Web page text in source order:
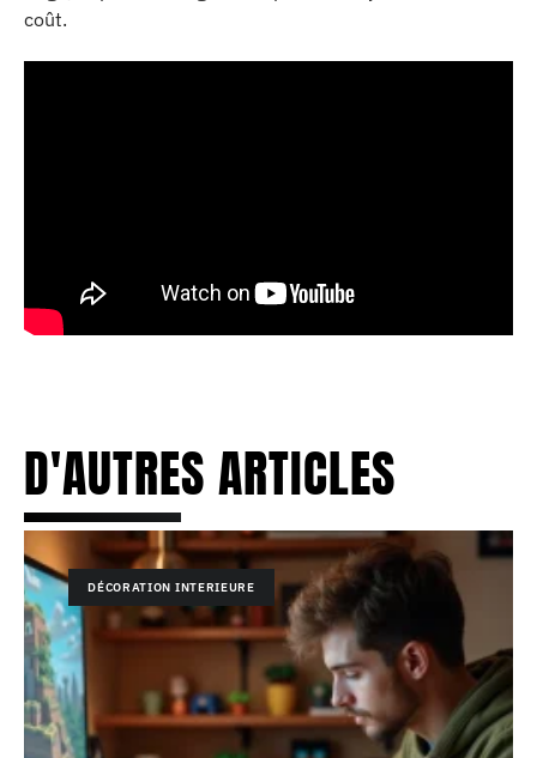
coût.
D'AUTRES ARTICLES
DÉCORATION INTERIEURE